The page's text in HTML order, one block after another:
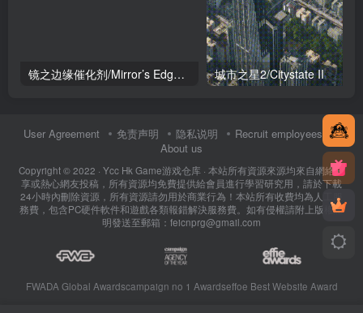
镜之边缘催化剂/Mirror’s Edge: Catalyst 城市之星2/Citystate II
User Agreement 免责声明 隐私说明
Recruit employees
About us
Copyright © 2022 · Ycc Hk Game游戏仓库 · 本站所有資源來源均來自網絡分
享或熱心網友投稿，所有資源均免費提供給會員進行學習研究用，請於下載
24小時內刪除資源，所有資源請勿用於商業行為！本站所有收費均為人工服
務費，包含PC硬件軟件和遊戲各類報錯解決服務費。如有侵權請附上版權證
明發送至郵箱：feicnprg@gmail.com
FWADA Global Awardscampaign no 1 Awardseffoe Best Website Award